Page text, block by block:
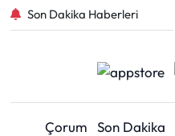
Son Dakika Haberleri
Çorum Son Dakika